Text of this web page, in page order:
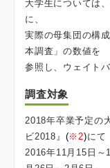
大学生については
に、
実際の母集団の構
本調査」の数値を
参照し、ウェイト
調査対象
2018年卒業予定の
ビ2018』 (※2)にて
2016年11月15日～